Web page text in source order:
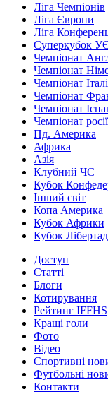
Ліга Чемпіонів
Ліга Європи
Ліга
Суперкубок
Чемпіонат
Чемпіонат
Чемпіонат
Чемпіонат
Чемпіонат
Чемпіонат росії
Пд. Америка
Африка
Азія
Клубний ЧС
Кубок
Інший світ
Копа Америка
Кубок Африки
Кубок
Доступ
Статті
Блоги
Котирування
Рейтинг IFFHS
Кращі голи
Фото
Відео
Спортивні
Футбольні
Контакти